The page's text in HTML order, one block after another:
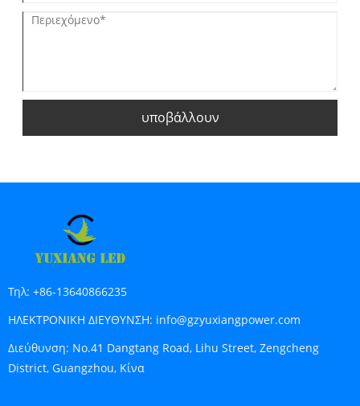
υποβάλλουν
Τηλ: +86-13640866235
ΗΛΕΚΤΡΟΝΙΚΗ ΔΙΕΥΘΥΝΣΗ: info@gzyuxiangpower.com
Διεύθυνση: No.41 Dangtang Road, Lihu Street, Zengcheng
District, Guangzhou, Κίνα